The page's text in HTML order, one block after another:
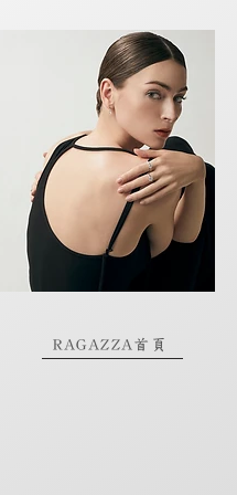
RAGAZZA首頁